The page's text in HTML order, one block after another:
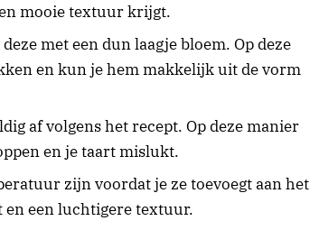
mooie textuur krijgt.
met een dun laagje bloem. Op deze
en kun je hem makkelijk uit de vorm
af volgens het recept. Op deze manier
en je taart mislukt.
zijn voordat je ze toevoegt aan het
en een luchtigere textuur.